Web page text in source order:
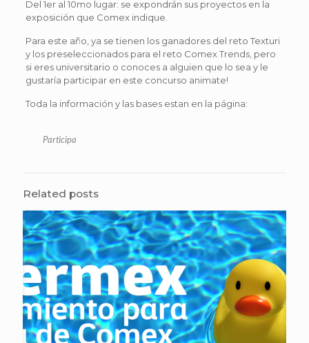
Del 1er al 10mo lugar: se expondrán sus proyectos en la
exposición que Comex indique.
Para este año, ya se tienen los ganadores del reto Texturi
y los preseleccionados para el reto Comex Trends, pero
si eres universitario o conoces a alguien que lo sea y le
gustaría participar en este concurso animate!
Toda la información y las bases estan en la página:
Participa
Related posts